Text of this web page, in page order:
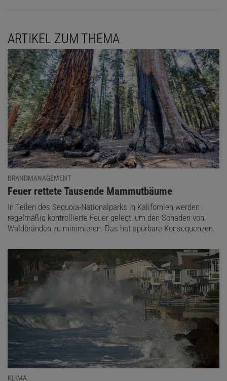
ARTIKEL ZUM THEMA
BRANDMANAGEMENT
:
Feuer rettete Tausende Mammutbäume
In Teilen des Sequoia-Nationalparks in Kalifornien werden
regelmäßig kontrollierte Feuer gelegt, um den Schaden von
Waldbränden zu minimieren. Das hat spürbare Konsequenzen.
KLIMA